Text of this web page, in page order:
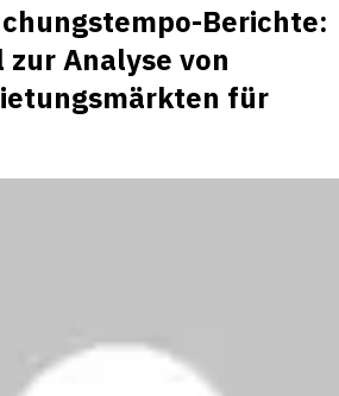
Berichte:
zur Analyse von
für